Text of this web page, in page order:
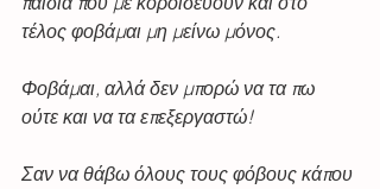
τέλος φοβάμαι μη μείνω μόνος.
Φοβάμαι, αλλά δεν μπορώ να τα πω
ούτε και να τα επεξεργαστώ!
Σαν να θάβω όλους τους φόβους κάπου